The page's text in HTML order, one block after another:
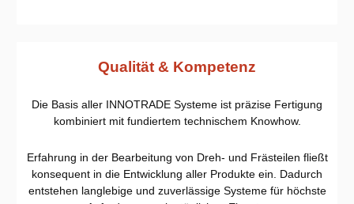
Qualität & Kompetenz
Die Basis aller INNOTRADE Systeme ist präzise Fertigung
kombiniert mit fundiertem technischem Knowhow.
Erfahrung in der Bearbeitung von Dreh- und Frästeilen fließt
konsequent in die Entwicklung aller Produkte ein. Dadurch
entstehen langlebige und zuverlässige Systeme für höchste